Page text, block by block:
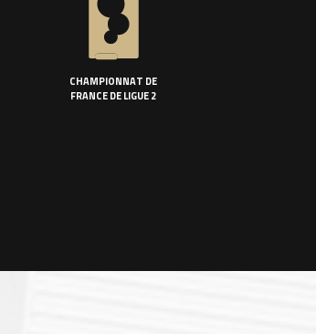
CHAMPIONNAT DE
FRANCE DE LIGUE 2